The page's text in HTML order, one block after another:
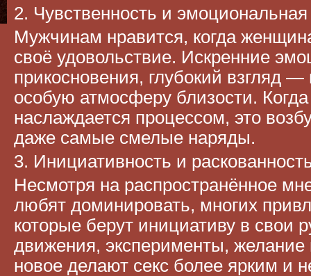
2. Чувственность и эмоциональная
Мужчинам нравится, когда
своё удовольствие. Искренние
прикосновения, глубокий взгляд —
особую атмосферу близости.
наслаждается процессом, это
даже самые смелые наряды.
3. Инициативность и
Несмотря на распространённое
любят доминировать, многих
которые берут инициативу в свои
движения, эксперименты, желание
новое делают секс более ярким и